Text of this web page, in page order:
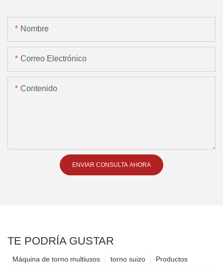
Nombre
Correo Electrónico
Contenido
ENVIAR CONSULTA AHORA
TE PODRÍA GUSTAR
Productos
torno suizo
Máquina de torno multiusos